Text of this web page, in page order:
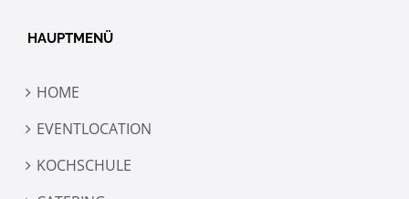
HAUPTMENÜ
HOME
EVENTLOCATION
KOCHSCHULE